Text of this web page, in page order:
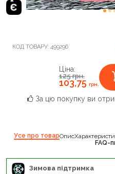
КОД ТОВАРУ: 499296
Ціна:
125грн.
103,75 грн.
За цю покупку ви
Усе про товарОпис
FAQ-
Зимова підтримка